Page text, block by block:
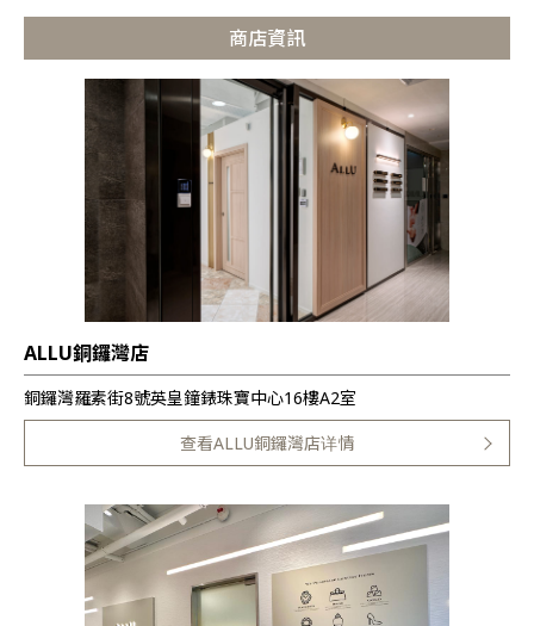
商店資訊
ALLU銅鑼灣店
銅鑼灣羅素街8號英皇鐘錶珠寶中心16樓A2室
查看ALLU銅鑼灣店详情